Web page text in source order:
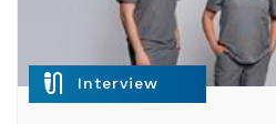
mic_external_on Interview